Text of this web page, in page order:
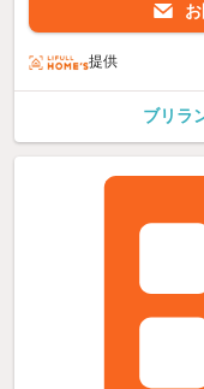
提供
ブリラ